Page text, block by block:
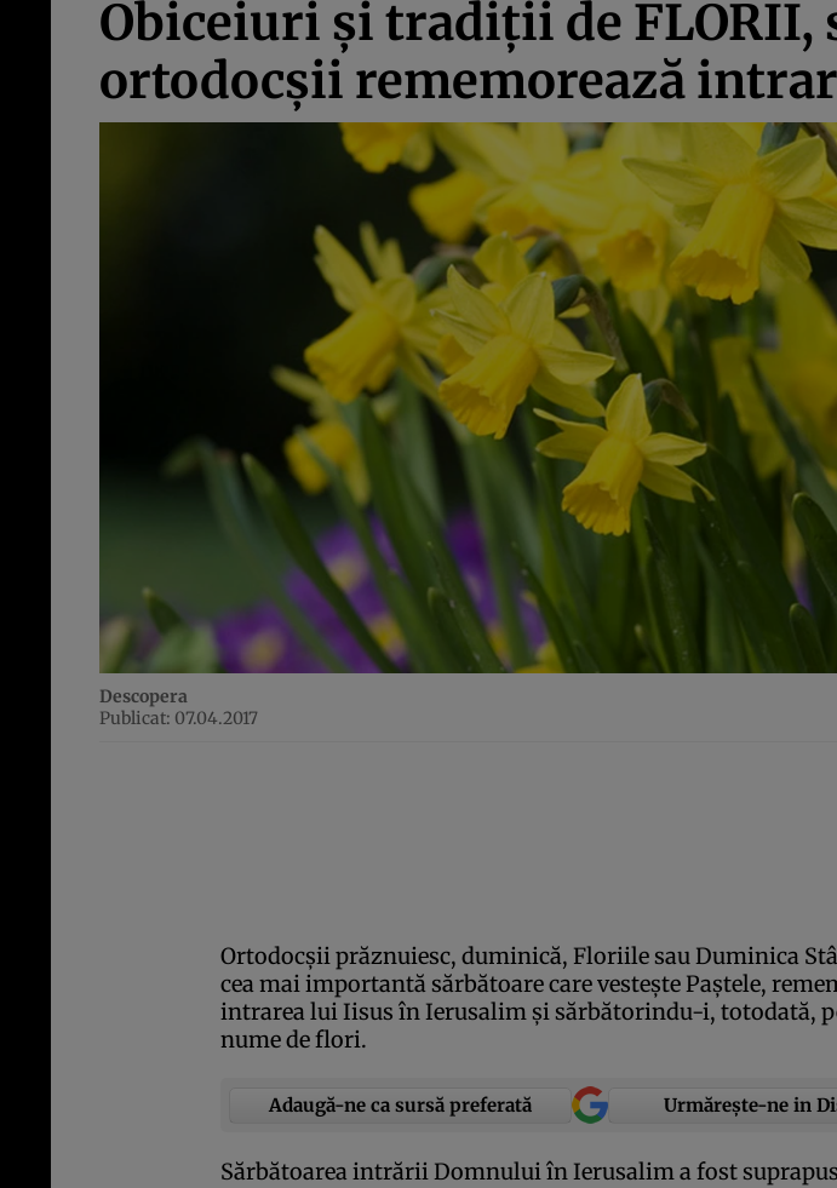
Obiceiuri şi tradiţii de FLORII,
ortodocşii rememorează
Descopera
Publicat: 07.04.2017
Ortodocşii prăznuiesc, duminică, Floriile sau Duminica
cea mai importantă sărbătoare care vesteşte Paştele,
intrarea lui Iisus în Ierusalim şi sărbătorindu-i, totodată,
nume de flori.
Adaugă-ne ca sursă preferată Urmărește-ne in
Sărbătoarea intrării Domnului în Ierusalim a fost